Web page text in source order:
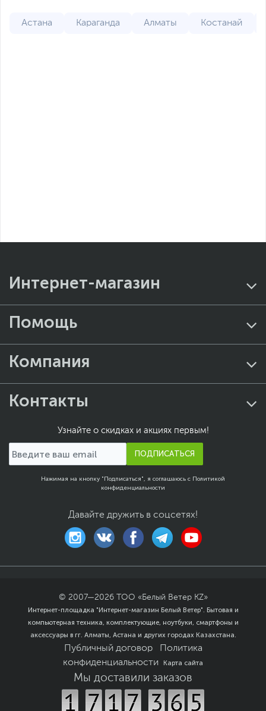
Астана Караганда Алматы Костанай
Интернет-магазин
Помощь
Компания
Контакты
Узнайте о скидках и акциях первым!
ПОДПИСАТЬСЯ
Нажимая на кнопку "Подписаться", я соглашаюсь с Политикой
конфиденциальности
Давайте дружить в соцсетях!
© 2007—2026
ТОО «Белый Ветер KZ»
Интернет-площадка "Интернет-магазин Белый Ветер". Бытовая и
компьютерная техника, комплектующие, ноутбуки, смартфоны и
аксессуары в гг. Алматы, Астана и других городах Казахстана.
Публичный договор
Политика
конфиденциальности
Карта сайта
Мы доставили заказов